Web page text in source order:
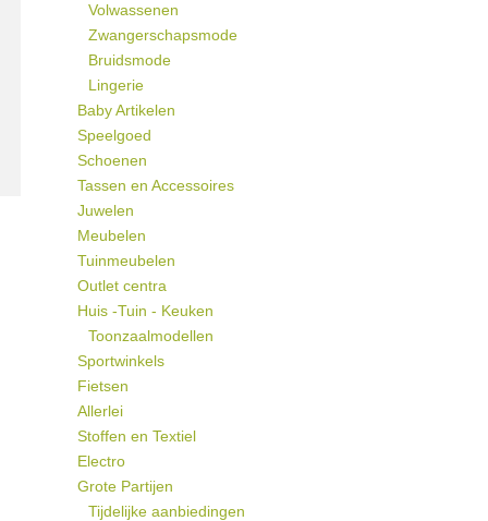
Volwassenen
Zwangerschapsmode
Bruidsmode
Lingerie
Baby Artikelen
Speelgoed
Schoenen
Tassen en Accessoires
Juwelen
Meubelen
Tuinmeubelen
Outlet centra
Huis -Tuin - Keuken
Toonzaalmodellen
Sportwinkels
Fietsen
Allerlei
Stoffen en Textiel
Electro
Grote Partijen
Tijdelijke aanbiedingen